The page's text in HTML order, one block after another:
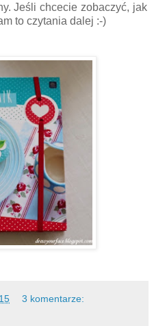
Jeśli chcecie zobaczyć, jak
to czytania dalej :-)
3 komentarze: